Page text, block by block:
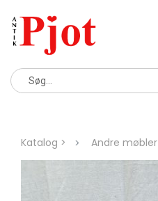
Katalog > Andre møbler